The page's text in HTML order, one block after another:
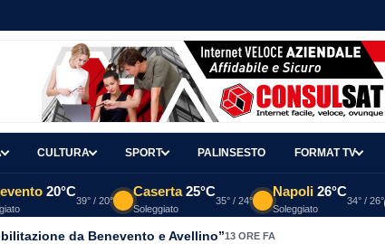
CULTURA SPORT PALINSESTO FORMAT TV
20°C
39° / 20°
Caserta 25°C
Soleggiato
35° / 24°
Napoli 26°C
Soleggiato
34° / 26°
da Benevento e Avellino”13 ORE FA